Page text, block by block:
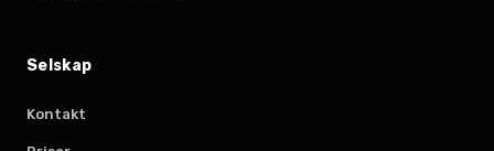
Selskap
Kontakt